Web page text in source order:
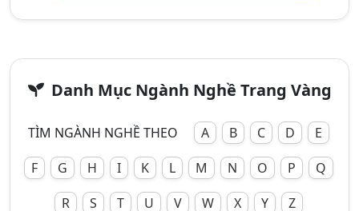
Danh Mục Ngành Nghề Trang Vàng
TÌM NGÀNH NGHỀ THEO A B C D
E
F
G H I K L M N O P
Q
R
S T U V W X Y Z